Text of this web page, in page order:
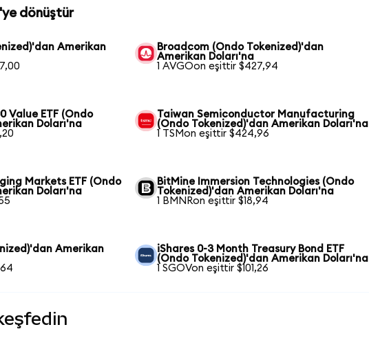
dönüştür
Amerikan
Broadcom (Ondo Tokenized)'dan
Amerikan Doları'na
1 AVGOon eşittir $427,94
Value ETF (Ondo
Doları'na
Taiwan Semiconductor Manufacturing
(Ondo Tokenized)'dan Amerikan Doları'na
1 TSMon eşittir $424,96
Markets ETF (Ondo
Doları'na
BitMine Immersion Technologies (Ondo
Tokenized)'dan Amerikan Doları'na
1 BMNRon eşittir $18,94
Amerikan
iShares 0-3 Month Treasury Bond ETF
(Ondo Tokenized)'dan Amerikan Doları'na
1 SGOVon eşittir $101,26